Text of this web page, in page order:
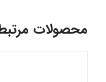
محصولات